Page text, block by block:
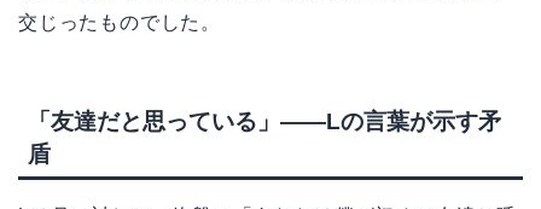
交じったものでした。
「友達だと思っている」——Lの言葉が示す矛
盾